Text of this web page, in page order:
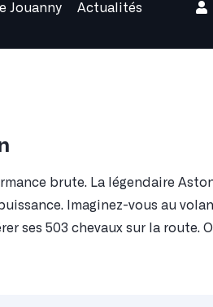
Jouanny Actualités
brute. La légendaire
Imaginez-vous au
ses 503 chevaux sur la route.